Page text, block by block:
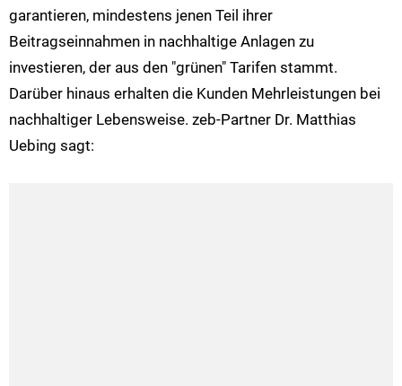
garantieren, mindestens jenen Teil ihrer
Beitragseinnahmen in nachhaltige Anlagen zu
investieren, der aus den "grünen" Tarifen stammt.
Darüber hinaus erhalten die Kunden Mehrleistungen bei
nachhaltiger Lebensweise. zeb-Partner Dr. Matthias
Uebing sagt: